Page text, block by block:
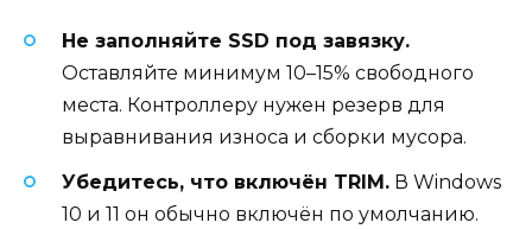
Не заполняйте SSD под завязку.
Оставляйте минимум 10–15% свободного
места. Контроллеру нужен резерв для
выравнивания износа и сборки мусора.
Убедитесь, что включён TRIM. В Windows
10 и 11 он обычно включён по умолчанию.